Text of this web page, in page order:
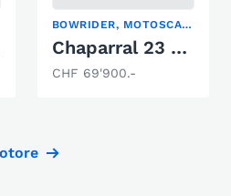
BOWRIDER, MOTOSCAFO
Chaparral 23 SSI
CHF 69'900.-